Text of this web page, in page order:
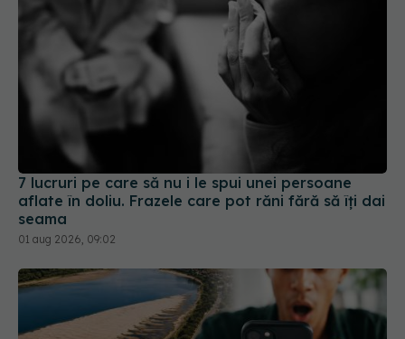
7 lucruri pe care să nu i le spui unei persoane
aflate în doliu. Frazele care pot răni fără să îți dai
seama
01 aug 2026, 09:02